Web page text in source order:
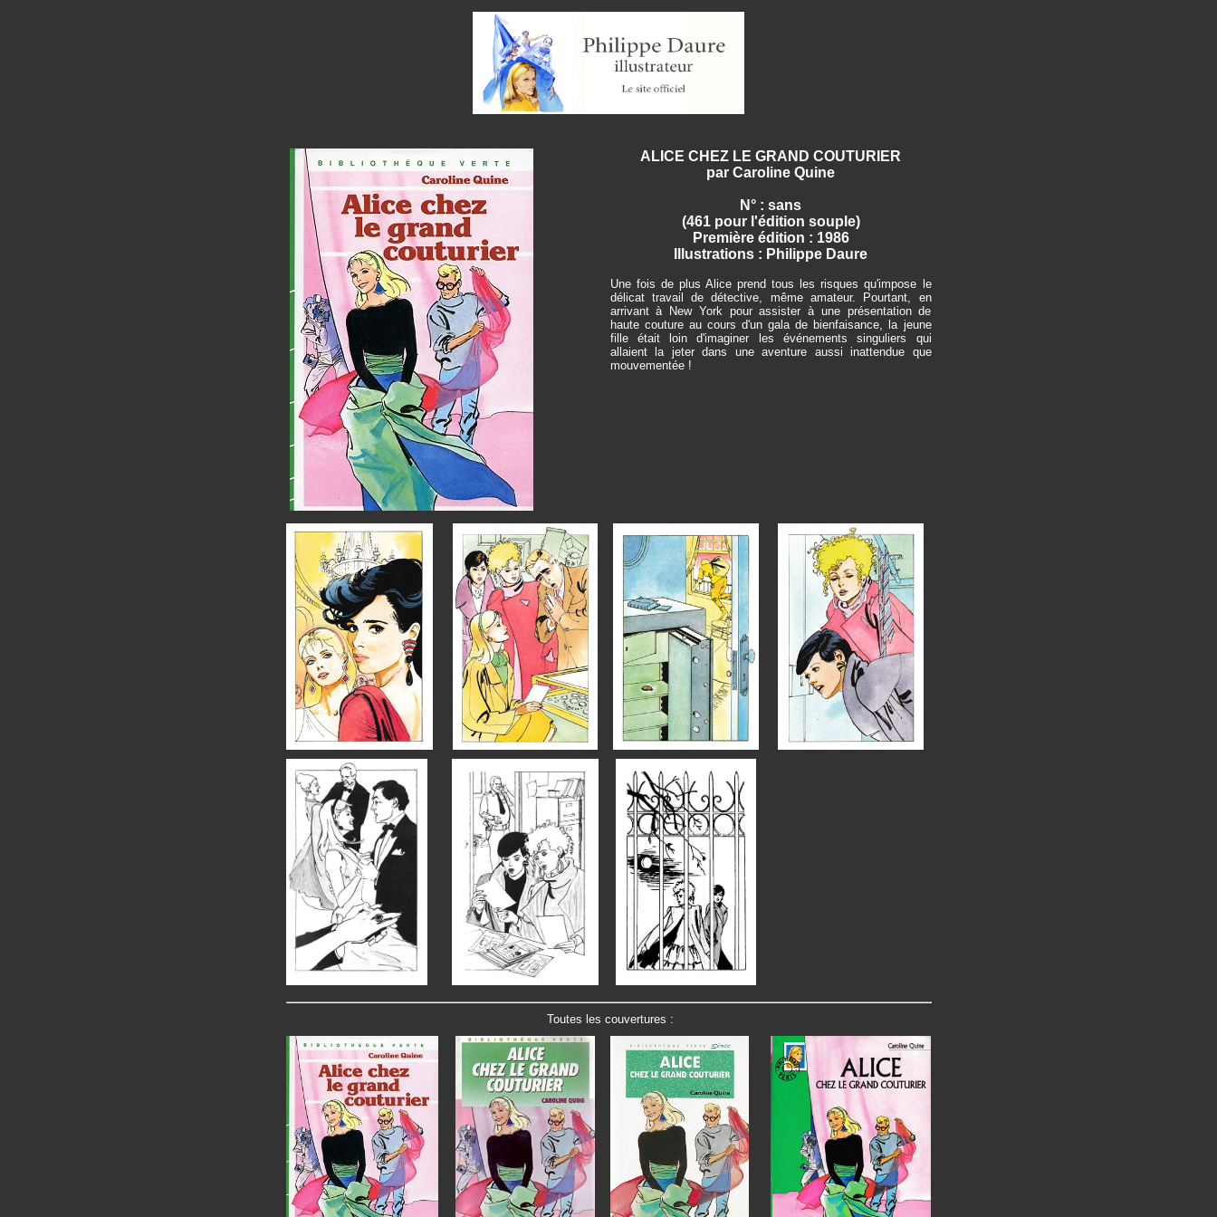
ALICE CHEZ LE GRAND COUTURIER
par Caroline Quine
N° : sans
(461 pour l'édition souple)
Première édition : 1986
Illustrations : Philippe Daure
Une fois de plus Alice prend tous les risques qu'impose le
délicat travail de détective, même amateur. Pourtant, en
arrivant à New York pour assister à une présentation de
haute couture au cours d'un gala de bienfaisance, la jeune
fille était loin d'imaginer les événements singuliers qui
allaient la jeter dans une aventure aussi inattendue que
mouvementée !
Toutes les couvertures :